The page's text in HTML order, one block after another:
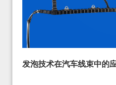
发泡技术在汽车线束中的